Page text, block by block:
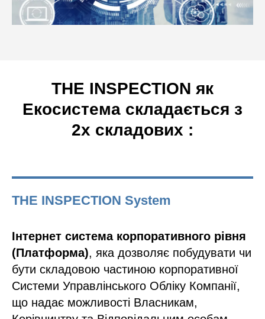
THE INSPECTION як
Екосистема складається з
2х складових :
THE INSPECTION System
Інтернет система корпоративного рівня
(Платформа), яка дозволяє побудувати чи
бути складовою частиною корпоративної
Системи Управлінського Обліку Компанії,
що надає можливості Власникам,